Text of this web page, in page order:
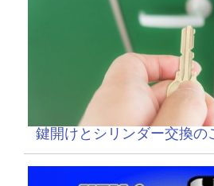
鍵開けとシリンダー交換の